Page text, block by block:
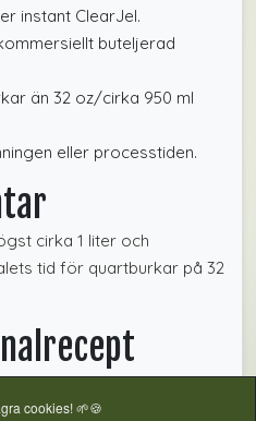
instant ClearJel.
buteljerad
än 32 oz/cirka 950 ml
eller processtiden.
cirka 1 liter och
tid för quartburkar på 32
Mason Jars: Apple Cranberry
frånBalls höjdtabell
cookies! 🌱🍪